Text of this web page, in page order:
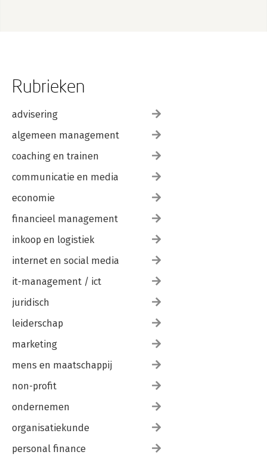
Rubrieken
advisering
algemeen management
coaching en trainen
communicatie en media
economie
financieel management
inkoop en logistiek
internet en social media
it-management / ict
juridisch
leiderschap
marketing
mens en maatschappij
non-profit
ondernemen
organisatiekunde
personal finance